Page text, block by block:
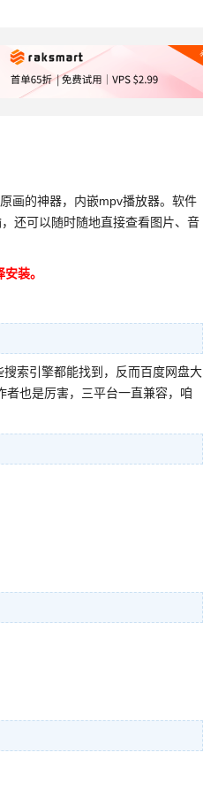
广告，理性选择
画的神器，内嵌mpv播放器。软件
还可以随时随地直接查看图片、音
装。
索引擎都能找到，反而百度网盘大
也是厉害，三平台一直兼容，咱